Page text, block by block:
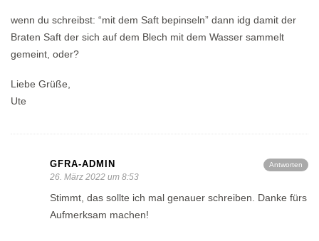
wenn du schreibst: “mit dem Saft bepinseln” dann idg damit der
Braten Saft der sich auf dem Blech mit dem Wasser sammelt
gemeint, oder?
Liebe Grüße,
Ute
Antworten
GFRA-ADMIN
26. März 2022 um 8:53
Stimmt, das sollte ich mal genauer schreiben. Danke fürs
Aufmerksam machen!